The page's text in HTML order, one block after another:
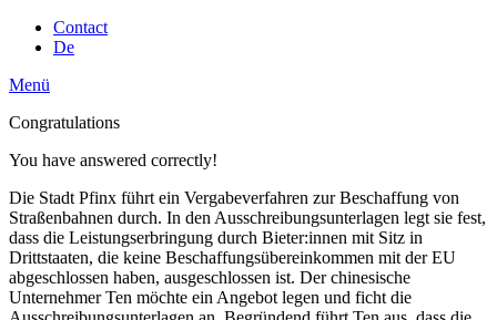
Contact
De
Menü
Congratulations
You have answered correctly!
Die Stadt Pfinx führt ein Vergabeverfahren zur Beschaffung von
Straßenbahnen durch. In den Ausschreibungsunterlagen legt sie fest,
dass die Leistungserbringung durch Bieter:innen mit Sitz in
Drittstaaten, die keine Beschaffungsübereinkommen mit der EU
abgeschlossen haben, ausgeschlossen ist. Der chinesische
Unternehmer Ten möchte ein Angebot legen und ficht die